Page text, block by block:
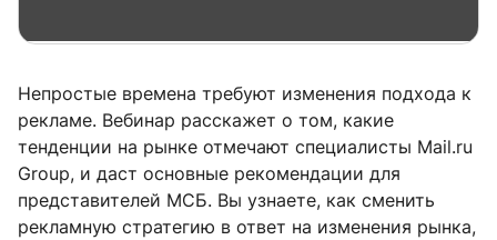
Непростые времена требуют изменения подхода к
рекламе. Вебинар расскажет о том, какие
тенденции на рынке отмечают специалисты Mail.ru
Group, и даст основные рекомендации для
представителей МСБ. Вы узнаете, как сменить
рекламную стратегию в ответ на изменения рынка,